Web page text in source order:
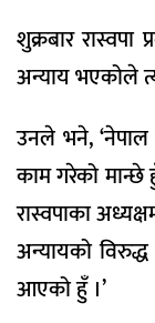
शुक्रबार रास्वपा
अन्याय भएकोले
उनले भने, ‘नेपाल
काम गरेको मान्छे
रास्वपाका
अन्यायको
आएको हुँ ।’